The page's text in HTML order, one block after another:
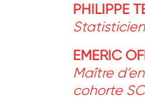
PHILIPPE
Statisticien
EMERIC
Maître
cohorte